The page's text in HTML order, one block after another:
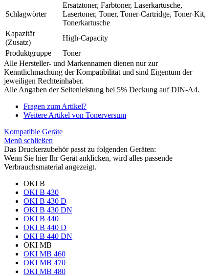
Schlagwörter
Ersatztoner, Farbtoner, Laserkartusche,
Lasertoner, Toner, Toner-Cartridge, Toner-Kit,
Tonerkartusche
Kapazität
(Zusatz)
High-Capacity
Produktgruppe
Toner
Alle Hersteller- und Markennamen dienen nur zur
Kenntlichmachung der Kompatibilität und sind Eigentum der
jeweiligen Rechteinhaber.
Alle Angaben der Seitenleistung bei 5% Deckung auf DIN-A4.
Fragen zum Artikel?
Weitere Artikel von Tonerversum
Kompatible Geräte
Menü schließen
Das Druckerzubehör passt zu folgenden Geräten:
Wenn Sie hier Ihr Gerät anklicken, wird alles passende
Verbrauchsmaterial angezeigt.
OKI B
OKI B 430
OKI B 430 D
OKI B 430 DN
OKI B 440
OKI B 440 D
OKI B 440 DN
OKI MB
OKI MB 460
OKI MB 470
OKI MB 480